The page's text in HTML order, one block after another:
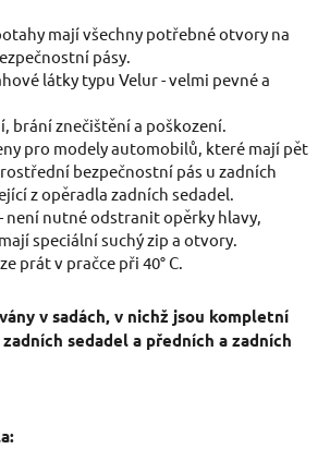
mají všechny potřebné otvory na
pásy.
látky typu Velur - velmi pevné a
brání znečištění a poškození.
pro modely automobilů, které mají pět
bezpečnostní pás u zadních
z opěradla zadních sedadel.
není nutné odstranit opěrky hlavy,
speciální suchý zip a otvory.
prát v pračce při 40° C.
v sadách, v nichž jsou kompletní
sedadel a předních a zadních